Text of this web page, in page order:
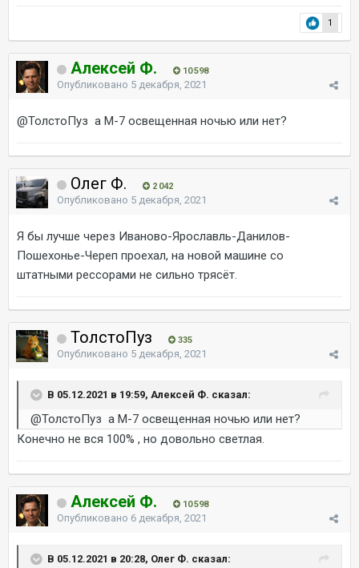
1
Алексей Ф. 10 598
Опубликовано 5 декабря, 2021
@ТолстоПуз а М-7 освещенная ночью или нет?
Олег Ф. 2 042
Опубликовано 5 декабря, 2021
Я бы лучше через Иваново-Ярославль-Данилов-
Пошехонье-Череп проехал, на новой машине со
штатными рессорами не сильно трясёт.
ТолстоПуз 335
Опубликовано 5 декабря, 2021
В 05.12.2021 в 19:59, Алексей Ф. сказал:
@ТолстоПуз а М-7 освещенная ночью или нет?
Конечно не вся 100% , но довольно светлая.
Алексей Ф. 10 598
Опубликовано 6 декабря, 2021
В 05.12.2021 в 20:28, Олег Ф. сказал: